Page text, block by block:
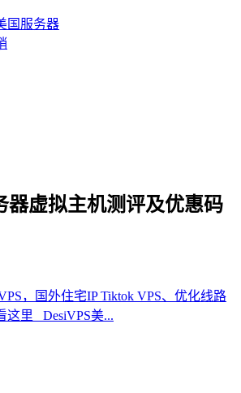
国服务器
器虚拟主机测评及优惠码
，国外住宅IP Tiktok VPS、优化线路
这里 DesiVPS美...